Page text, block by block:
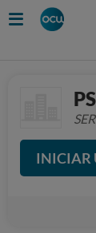
INICIAR